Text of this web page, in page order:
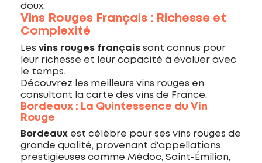
doux.
Vins Rouges Français : Richesse et
Complexité
Les vins rouges français sont connus pour
leur richesse et leur capacité à évoluer avec
le temps.
Découvrez les meilleurs vins rouges en
consultant la carte des vins de France.
Bordeaux : La Quintessence du Vin
Rouge
Bordeaux est célèbre pour ses vins rouges de
grande qualité, provenant d'appellations
prestigieuses comme Médoc, Saint-Émilion,